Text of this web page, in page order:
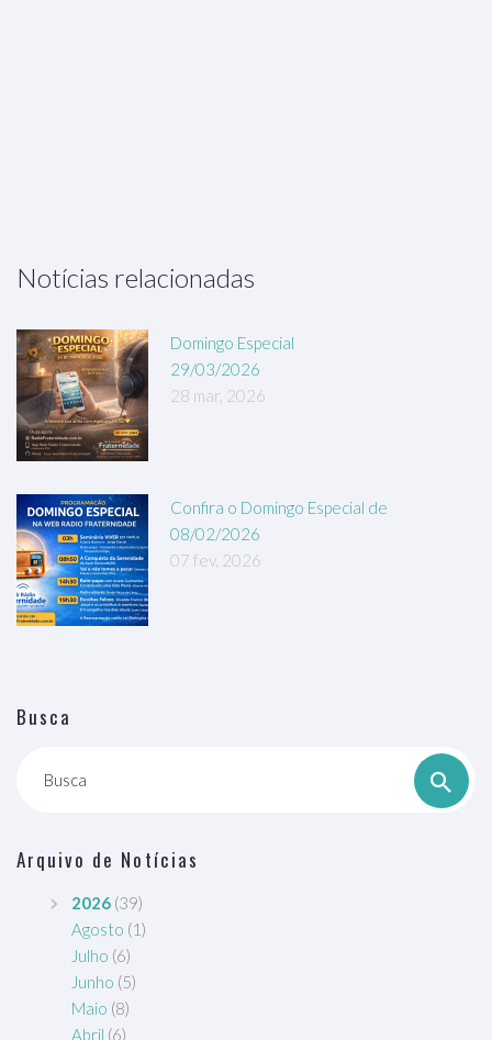
Notícias relacionadas
Domingo Especial
29/03/2026
28 mar, 2026
Confira o Domingo Especial de
08/02/2026
07 fev, 2026
Busca
Busca
Arquivo de Notícias
2026 (39)
Agosto (1)
Julho (6)
Junho (5)
Maio (8)
Abril (6)